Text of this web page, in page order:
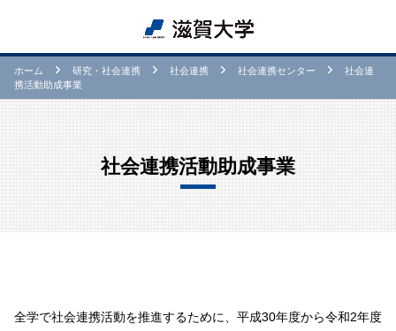
ホーム 研究・社会連携 社会連携 社会連携センター
社会連
携活動助成事業
社会連携活動助成事業
全学で社会連携活動を推進するために、平成30年度から令和2年度